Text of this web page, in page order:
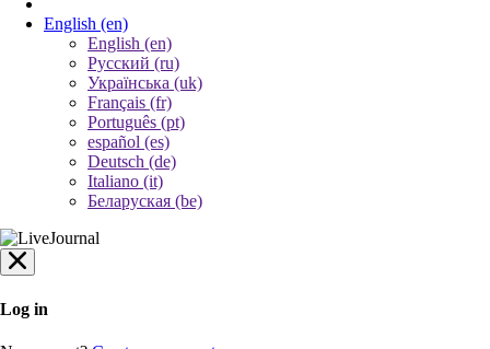
English (en)
English (en)
Русский (ru)
Українська (uk)
Français (fr)
Português (pt)
español (es)
Deutsch (de)
Italiano (it)
Беларуская (be)
Log in